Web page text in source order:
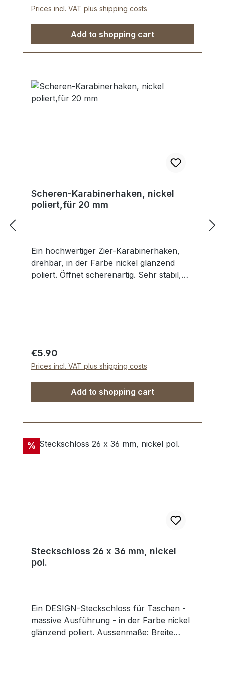
Prices incl. VAT plus shipping costs
Add to shopping cart
Scheren-Karabinerhaken, nickel
poliert,für 20 mm
Ein hochwertiger Zier-Karabinerhaken,
drehbar, in der Farbe nickel glänzend
poliert. Öffnet scherenartig. Sehr stabil,
Regular price:
€5.90
Prices incl. VAT plus shipping costs
Add to shopping cart
Discount
%
Steckschloss 26 x 36 mm, nickel
pol.
Ein DESIGN-Steckschloss für Taschen -
massive Ausführung - in der Farbe nickel
glänzend poliert. Aussenmaße: Breite